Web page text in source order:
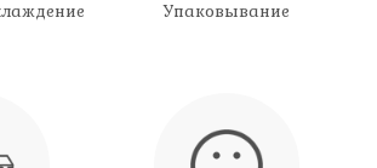
Упаковывание